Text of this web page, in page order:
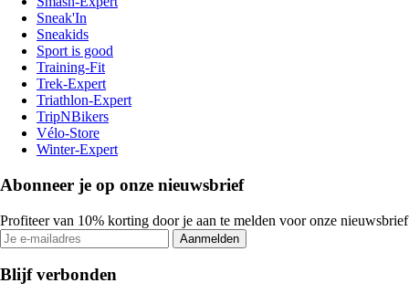
Sneak'In
Sneakids
Sport is good
Training-Fit
Trek-Expert
Triathlon-Expert
TripNBikers
Vélo-Store
Winter-Expert
Abonneer je op onze nieuwsbrief
Profiteer van 10% korting door je aan te melden voor onze nieuwsbrief
Aanmelden
Blijf verbonden